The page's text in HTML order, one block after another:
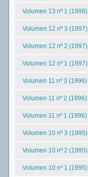
Volumen 13 nº 1 (1998)
Volumen 12 nº 3 (1997)
Volumen 12 nº 2 (1997)
Volumen 12 nº 1 (1997)
Volumen 11 nº 3 (1996)
Volumen 11 nº 2 (1996)
Volumen 11 nº 1 (1996)
Volumen 10 nº 3 (1995)
Volumen 10 nº 2 (1995)
Volumen 10 nº 1 (1995)